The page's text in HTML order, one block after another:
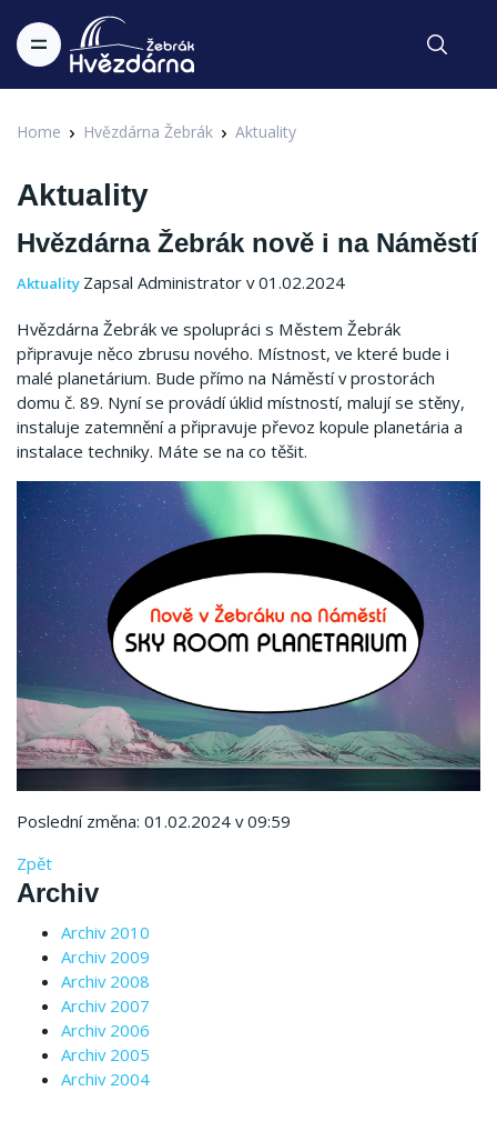
Home Hvězdárna Žebrák Aktuality
Aktuality
Hvězdárna Žebrák nově i na Náměstí
Aktuality Zapsal Administrator v 01.02.2024
Hvězdárna Žebrák ve spolupráci s Městem Žebrák
připravuje něco zbrusu nového. Místnost, ve které bude i
malé planetárium. Bude přímo na Náměstí v prostorách
domu č. 89. Nyní se provádí úklid místností, malují se stěny,
instaluje zatemnění a připravuje převoz kopule planetária a
instalace techniky. Máte se na co těšit.
Poslední změna: 01.02.2024 v 09:59
Zpět
Archiv
Archiv 2010
Archiv 2009
Archiv 2008
Archiv 2007
Archiv 2006
Archiv 2005
Archiv 2004